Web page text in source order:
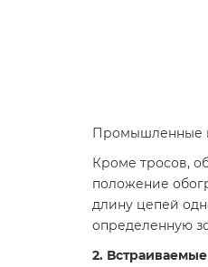
Промышленные
Кроме тросов,
положение
длину цепей
определенную
2.